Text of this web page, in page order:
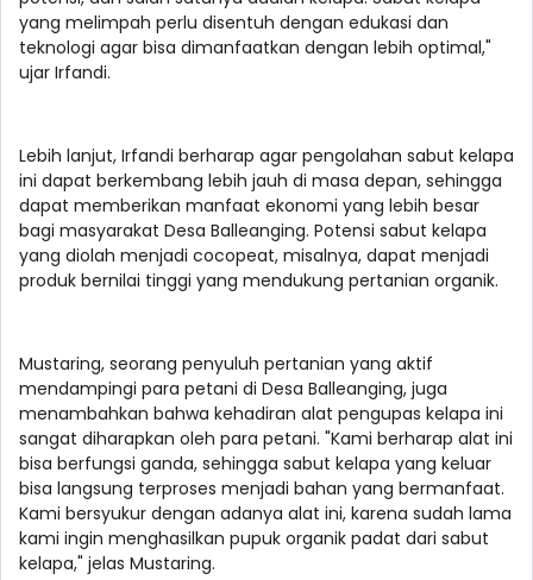
yang melimpah perlu disentuh dengan edukasi dan
teknologi agar bisa dimanfaatkan dengan lebih optimal,"
ujar Irfandi.
Lebih lanjut, Irfandi berharap agar pengolahan sabut kelapa
ini dapat berkembang lebih jauh di masa depan, sehingga
dapat memberikan manfaat ekonomi yang lebih besar
bagi masyarakat Desa Balleanging. Potensi sabut kelapa
yang diolah menjadi cocopeat, misalnya, dapat menjadi
produk bernilai tinggi yang mendukung pertanian organik.
Mustaring, seorang penyuluh pertanian yang aktif
mendampingi para petani di Desa Balleanging, juga
menambahkan bahwa kehadiran alat pengupas kelapa ini
sangat diharapkan oleh para petani. "Kami berharap alat ini
bisa berfungsi ganda, sehingga sabut kelapa yang keluar
bisa langsung terproses menjadi bahan yang bermanfaat.
Kami bersyukur dengan adanya alat ini, karena sudah lama
kami ingin menghasilkan pupuk organik padat dari sabut
kelapa," jelas Mustaring.